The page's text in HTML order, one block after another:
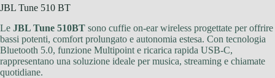
JBL Tune 510 BT
Le JBL Tune 510BT sono cuffie on-ear wireless progettate per offrire
bassi potenti, comfort prolungato e autonomia estesa. Con tecnologia
Bluetooth 5.0, funzione Multipoint e ricarica rapida USB-C,
rappresentano una soluzione ideale per musica, streaming e chiamate
quotidiane.